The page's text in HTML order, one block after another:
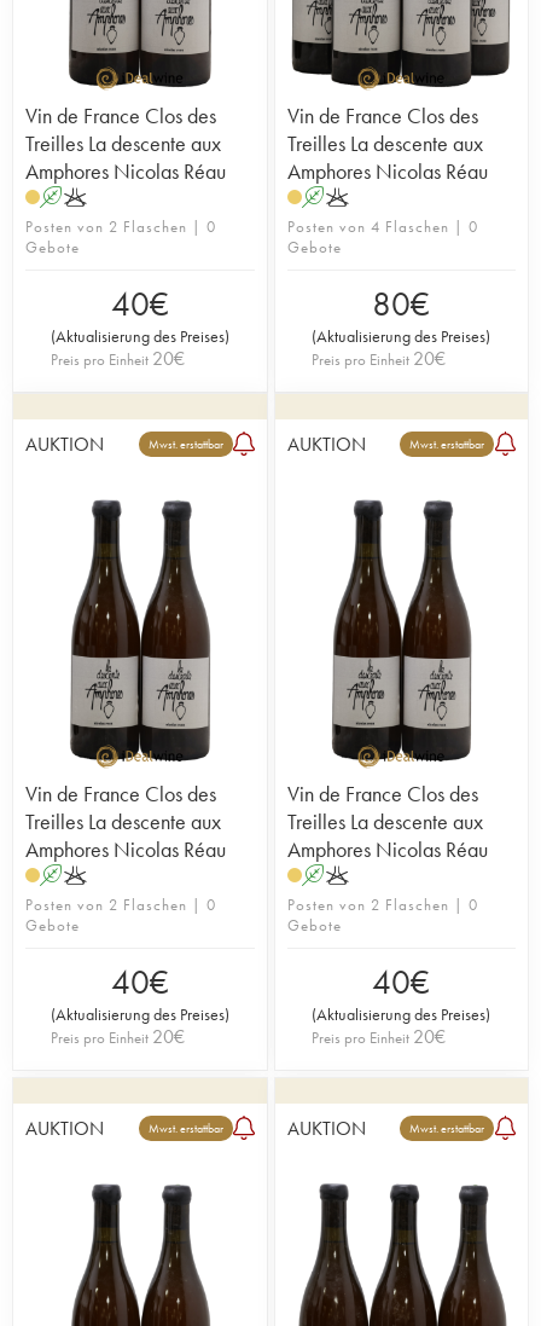
Vin de France Clos des
Treilles La descente aux
Amphores Nicolas Réau
AK
Posten von 2 Flaschen | 0
Gebote
40€
(Aktualisierung des Preises)
Preis pro Einheit 20€
Vin de France Clos des
Treilles La descente aux
Amphores Nicolas Réau
AK
Posten von 4 Flaschen | 0
Gebote
80€
(Aktualisierung des Preises)
Preis pro Einheit 20€
AUKTION Mwst. erstattbar
Vin de France Clos des
Treilles La descente aux
Amphores Nicolas Réau
AK
Posten von 2 Flaschen | 0
Gebote
40€
(Aktualisierung des Preises)
Preis pro Einheit 20€
AUKTION Mwst. erstattbar
Vin de France Clos des
Treilles La descente aux
Amphores Nicolas Réau
AK
Posten von 2 Flaschen | 0
Gebote
40€
(Aktualisierung des Preises)
Preis pro Einheit 20€
AUKTION Mwst. erstattbar AUKTION Mwst. erstattbar